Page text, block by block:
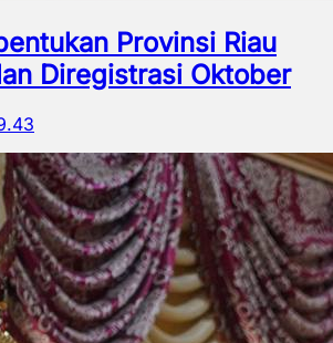
Provinsi Riau
Diregistrasi Oktober